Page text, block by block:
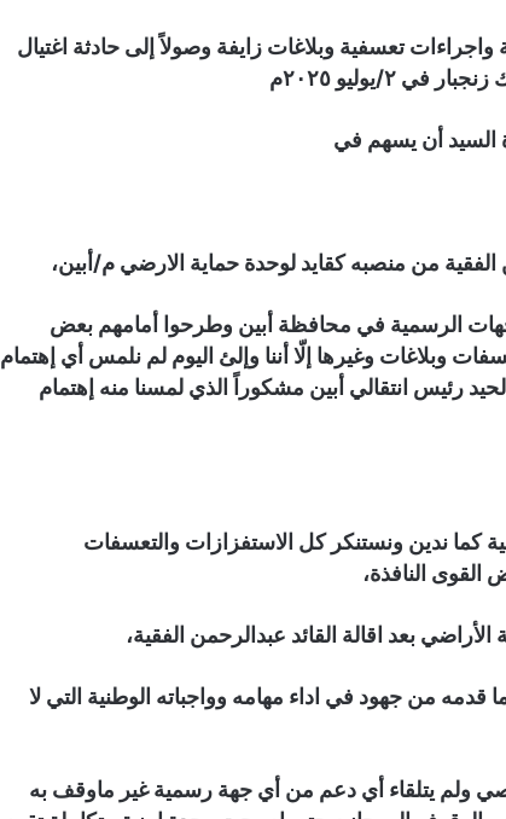
تعسفية وبلاغات زايفة وصولاً إلى حادثة اغتيال
٢/يوليو ٢٠٢٥م
السيد أن يسهم في
الفقية من منصبه كقايد لوحدة حماية الارضي م/أبين،
الرسمية في محافظة أبين وطرحوا أمامهم بعض
وبلاغات وغيرها إلّا أننا وإلئ اليوم لم نلمس أي إهتمام
رئيس انتقالي أبين مشكوراً الذي لمسنا منه إهتمام
كما ندين ونستنكر كل الاستفزازات والتعسفات
النافذة،
بعد اقالة القائد عبدالرحمن الفقية،
ما قدمه من جهود في اداء مهامه وواجباته الوطنية التي لا
ولم يتلقاء أي دعم من أي جهة رسمية غير ماوقف به